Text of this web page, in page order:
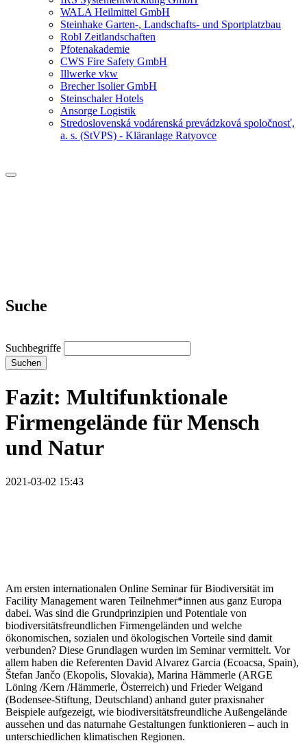
WALA Heilmittel GmbH
Steinhake Garten-, Landschafts- und Sportplatzbau
Robl Zeitlandschaften
Pfotenakademie
CWS Fire Safety GmbH
Illwerke vkw
Brecher Isolier GmbH
Steinschaler Hotels
Ansorge Logistik
Stredoslovenská vodárenská prevádzková spoločnosť,
a. s. (StVPS) - Kläranlage Ratyovce
Suche
Suchbegriffe
Suchen
Fazit: Multifunktionale
Firmengelände für Mensch
und Natur
2021-03-02 15:43
Am ersten internationalen Online Seminar für Biodiversität im
Facility Management waren Teilnehmer*innen aus ganz Europa
dabei. Was sind die Grundprinzipien und Potentiale von
biodiversitätsfreundlichen Firmengeländen und welche
ökonomischen, sozialen und ökologischen Vorteile sind damit
verbunden? Diese Grundlagen wurden im Seminar vermittelt. Vor
allem haben die Referenten David Alvarez Garcia (Ecoacsa, Spain),
Štefan Jančo (Ekopolis, Slovakia), Marina Hämmerle (ARGE
Löning /Kern /Hämmerle, Österreich) und Frieder Weigand
(Bodensee-Stiftung, Deutschland) anhand guter praxisnaher
Beispiele aufgezeigt, wie biodiversitätsfreundliche Außengelände
aussehen und das naturnahe Gestaltungen funktionieren – auch in
unterschiedlichen klimatischen Regionen.